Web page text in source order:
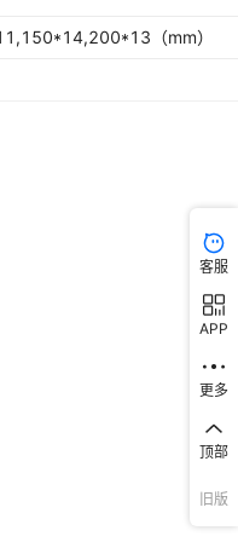
（mm）
客服
APP
更多
顶部
旧版